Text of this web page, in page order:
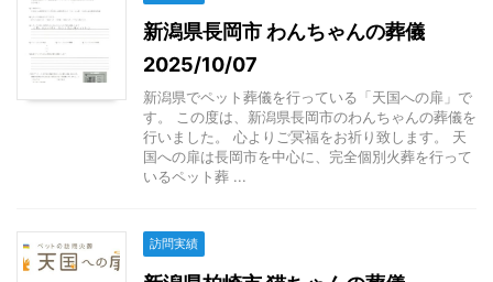
新潟県長岡市 わんちゃんの葬儀
2025/10/07
新潟県でペット葬儀を行っている「天国への扉」で
す。 この度は、新潟県長岡市のわんちゃんの葬儀を
行いました。 心よりご冥福をお祈り致します。 天
国への扉は長岡市を中心に、完全個別火葬を行って
いるペット葬 ...
訪問実績